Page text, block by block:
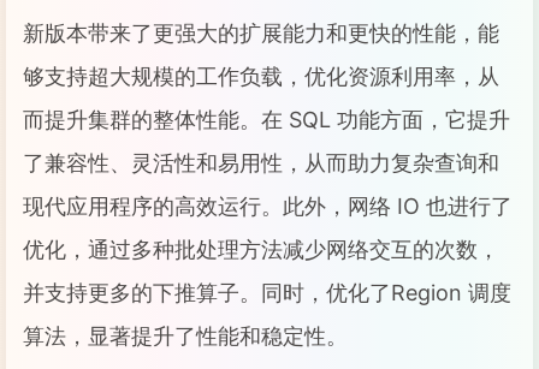
新版本带来了更强大的扩展能力和更快的性能，能
够支持超大规模的工作负载，优化资源利用率，从
而提升集群的整体性能。在 SQL 功能方面，它提升
了兼容性、灵活性和易用性，从而助力复杂查询和
现代应用程序的高效运行。此外，网络 IO 也进行了
优化，通过多种批处理方法减少网络交互的次数，
并支持更多的下推算子。同时，优化了Region 调度
算法，显著提升了性能和稳定性。